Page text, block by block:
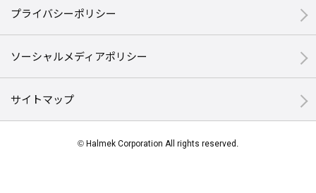
プライバシーポリシー
ソーシャルメディアポリシー
サイトマップ
© Halmek Corporation All rights reserved.